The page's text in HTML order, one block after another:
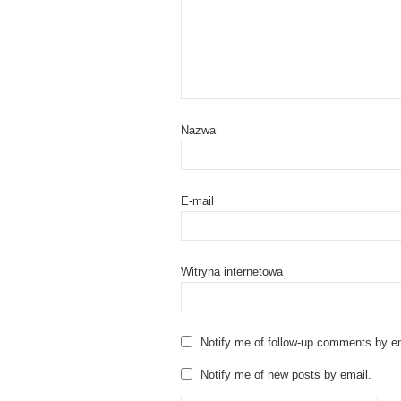
Nazwa
E-mail
Witryna internetowa
Notify me of follow-up comments by
Notify me of new posts by email.